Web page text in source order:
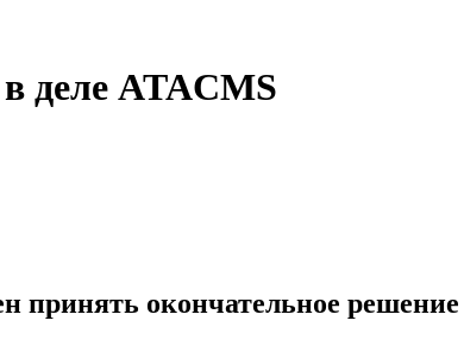
деле ATACMS
окончательное решение